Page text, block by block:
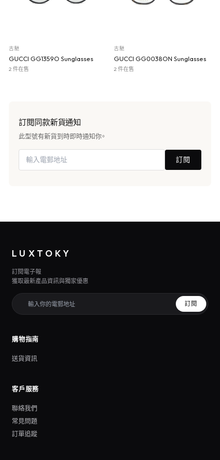
古馳
GUCCI GG1359O Sunglasses
2 件在售
古馳
GUCCI GG0038ON Sunglasses
2 件在售
訂閱同款新貨通知
此型號有新貨到時即時通知你。
訂閱
LUXTOKY
訂閱電子報
獲取最新產品資訊與獨家優惠
訂閱
購物指南
送貨資訊
客戶服務
聯絡我們
常見問題
訂單追蹤